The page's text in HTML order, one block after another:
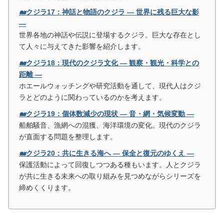
🐋クジラ17：神話と物語のクジラ ― 世界に残る巨大な影
―
世界各地の神話や伝説に登場するクジラ。巨大な存在とし
て人々に与えてきた影響を紹介します。
🐋クジラ18：現代のクジラ文化 ― 観察・観光・科学との
距離 ―
ホエールウォッチングや研究活動を通して、現代人はクジ
ラとどのように関わっているのかを考えます。
🐋クジラ19：個体数減少の現状 ― 音・網・気候変動 ―
船舶騒音、漁網への混獲、海洋環境の変化。現代のクジラ
が直面する問題を整理します。
🐋クジラ20：共に生きる海へ ― 保全と復元のゆくえ ―
保護活動によって回復しつつある種もいます。人とクジラ
が共に生きる未来への取り組みを見つめながらシリーズを
締めくくります。